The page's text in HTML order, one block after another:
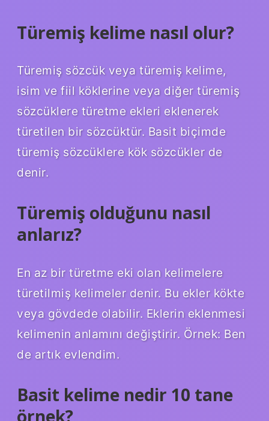
Türemiş kelime nasıl olur?
Türemiş sözcük veya türemiş kelime,
isim ve fiil köklerine veya diğer türemiş
sözcüklere türetme ekleri eklenerek
türetilen bir sözcüktür. Basit biçimde
türemiş sözcüklere kök sözcükler de
denir.
Türemiş olduğunu nasıl
anlarız?
En az bir türetme eki olan kelimelere
türetilmiş kelimeler denir. Bu ekler kökte
veya gövdede olabilir. Eklerin eklenmesi
kelimenin anlamını değiştirir. Örnek: Ben
de artık evlendim.
Basit kelime nedir 10 tane
örnek?